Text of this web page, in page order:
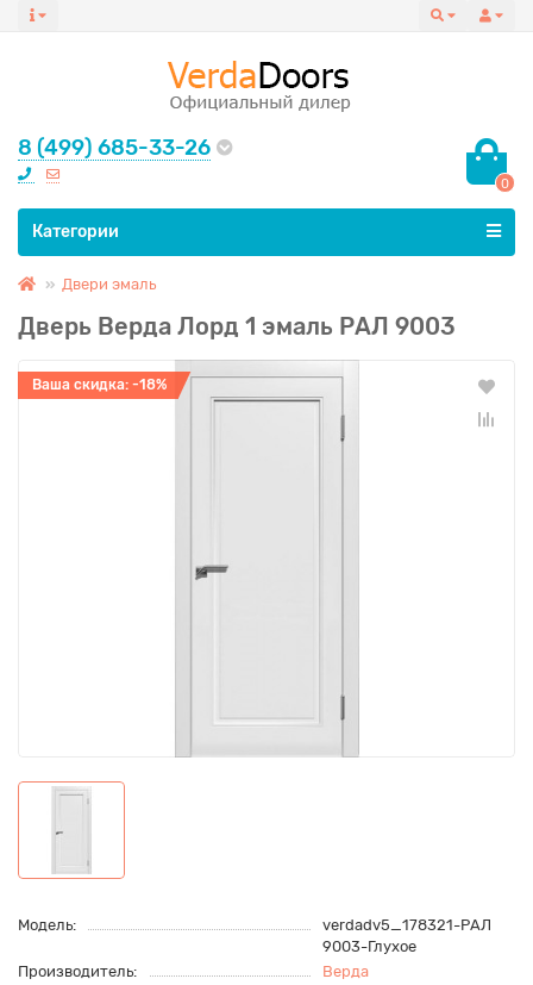
8 (499) 685-33-26
0
Все категории
Категории
Двери эмаль
Дверь Верда Лорд 1 эмаль РАЛ 9003
Ваша скидка: -18%
Модель:
verdadv5_178321-РАЛ
9003-Глухое
Производитель:
Верда